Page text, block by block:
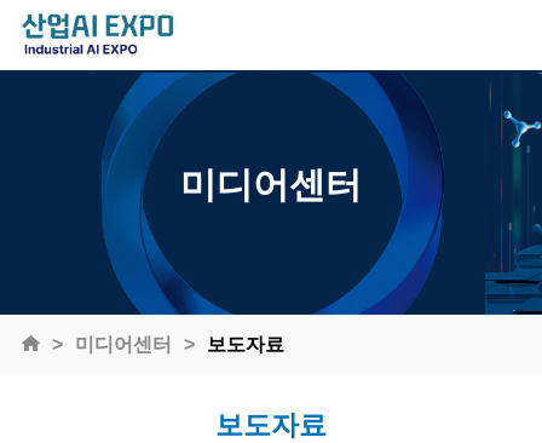
미디어센터
미디어센터 보도자료
보도자료